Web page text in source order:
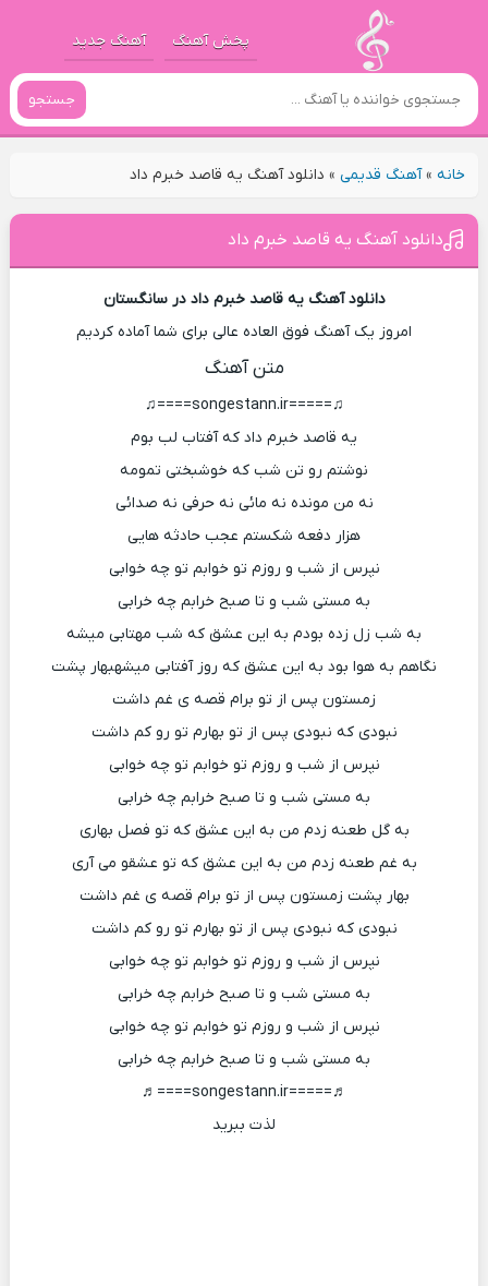
پخش آهنگ آهنگ جدید
جستجو
خانه»آهنگ قدیمی» دانلود آهنگ یه قاصد خبرم داد
دانلود آهنگ یه قاصد خبرم داد
دانلود آهنگ یه قاصد خبرم داد در سانگستان
امروز یک آهنگ فوق العاده عالی برای شما آماده کردیم
متن آهنگ
♫=====songestann.ir====♫
یه قاصد خبرم داد که آفتاب لب بوم
نوشتم رو تن شب که خوشبختی تمومه
نه من مونده نه مائی نه حرفی نه صدائی
هزار دفعه شکستم عجب حادثه هایی
نپرس از شب و روزم تو خوابم تو چه خوابی
به مستی شب و تا صبح خرابم چه خرابی
به شب زل زده بودم به این عشق که شب مهتابی میشه
نگاهم به هوا بود به این عشق که روز آفتابی میشهبهار پشت
زمستون پس از تو برام قصه ی غم داشت
نبودی که نبودی پس از تو بهارم تو رو کم داشت
نپرس از شب و روزم تو خوابم تو چه خوابی
به مستی شب و تا صبح خرابم چه خرابی
به گل طعنه زدم من به این عشق که تو فصل بهاری
به غم طعنه زدم من به این عشق که تو عشقو می آری
بهار پشت زمستون پس از تو برام قصه ی غم داشت
نبودی که نبودی پس از تو بهارم تو رو کم داشت
نپرس از شب و روزم تو خوابم تو چه خوابی
به مستی شب و تا صبح خرابم چه خرابی
نپرس از شب و روزم تو خوابم تو چه خوابی
به مستی شب و تا صبح خرابم چه خرابی
♬=====songestann.ir====♬
لذت ببرید